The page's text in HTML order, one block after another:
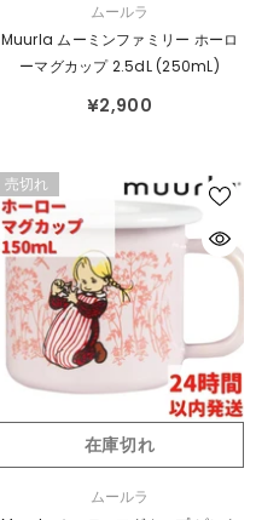
売
元：
ムールラ
Muurla ムーミンファミリー ホーロ
ーマグカップ 2.5dL (250mL)
¥2,900
売切れ
在庫切れ
ムールラ